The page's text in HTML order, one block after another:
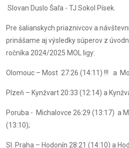
Slovan Duslo Šaľa - TJ Sokol Písek.
Pre šalianskych priaznivcov a
prinášame aj výsledky súperov z
ročníka 2024/2025 MOL ligy:
Olomouc – Most 27:26 (14:11) !!! a
Plzeň – Kynžvart 20:33 (12:14) a
Poruba - Michalovce 26:29 (13:17) a
(13:10);
Sl. Praha – Hodonín 28:21 (14:10) a